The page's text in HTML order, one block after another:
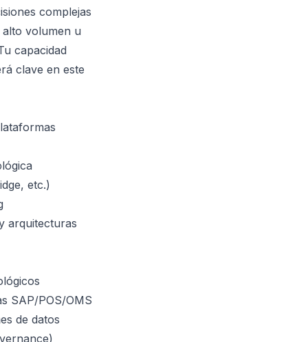
complejas
alto volumen u
capacidad
clave en este
etc.)
arquitecturas
SAP/POS/OMS
de datos